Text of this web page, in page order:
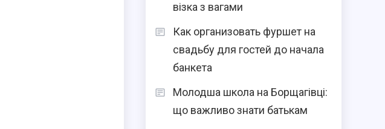
візка з вагами
Как организовать фуршет на
свадьбу для гостей до начала
банкета
Молодша школа на Борщагівці:
що важливо знати батькам